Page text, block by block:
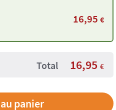
16,95 €
Total 16,95 €